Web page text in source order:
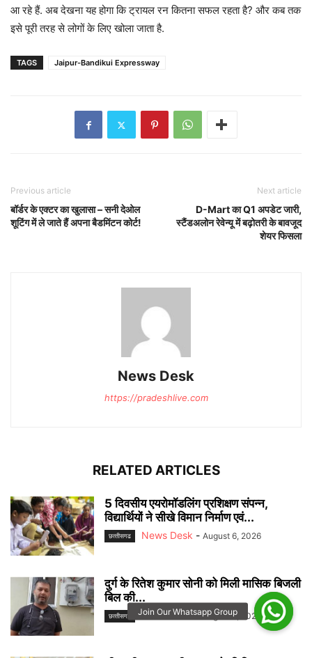
आ रहे हैं. अब देखना यह होगा कि ट्रायल रन कितना सफल रहता है? और कब तक
इसे पूरी तरह से लोगों के लिए खोला जाता है.
TAGS Jaipur-Bandikui Expressway
Previous article
बॉर्डर के एक्टर का खुलासा – सनी देओल
शूटिंग में ले जाते हैं अपना बैडमिंटन कोर्ट!
Next article
D-Mart का Q1 अपडेट जारी,
स्टैंडअलोन रेवेन्यू में बढ़ोतरी के बावजूद
शेयर फिसला
News Desk
https://pradeshlive.com
RELATED ARTICLES
5 दिवसीय एयरोमॉडलिंग प्रशिक्षण संपन्न,
विद्यार्थियों ने सीखे विमान निर्माण एवं...
छत्‍तीसगढ News Desk - August 6, 2026
दुर्ग के रितेश कुमार सोनी को मिली मासिक बिजली
बिल की...
छत्‍तीसगढ News Desk - August 6, 2026